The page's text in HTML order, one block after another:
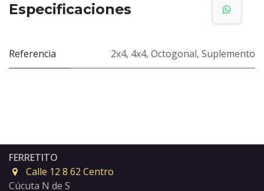
Especificaciones
Referencia 2x4, 4x4, Octogonal, Suplemento
FERRETITO
Calle 12 8 62 Centro
Cúcuta N de S